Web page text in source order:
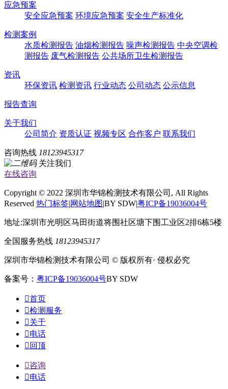
应急预案
安全应急预案 环境应急预案 安全生产标准化
检测案例
水质检测报告 油烟检测报告 噪声检测报告 中央空调检
测报告 废气检测报告 公共场所卫生检测报告
资讯
环保资讯 检测资讯 行业动态 公司动态 公示信息
报告查询
关于我们
公司简介 资质认证 视频专区 合作客户 联系我们
咨询热线 18123945317
关注我们
在线咨询
Copyright © 2022 深圳市华锦检测技术有限公司, All Rights
Reserved 热门标签|网站地图|BY SDW|粤ICP备19036004号
地址:深圳市光明区马田街道将围社区塘下围工业区2排6栋5楼
全国服务热线 18123945317
深圳市华锦检测技术有限公司 © 版权所有· 侵权必究
备案号： 粤ICP备19036004号BY SDW
首页
检测服务
关于
电话
 回顶
咨询
电话